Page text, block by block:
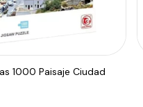
1000 Paisaje Ciudad